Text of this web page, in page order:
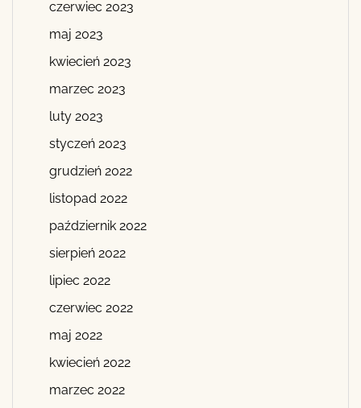
czerwiec 2023
maj 2023
kwiecień 2023
marzec 2023
luty 2023
styczeń 2023
grudzień 2022
listopad 2022
październik 2022
sierpień 2022
lipiec 2022
czerwiec 2022
maj 2022
kwiecień 2022
marzec 2022